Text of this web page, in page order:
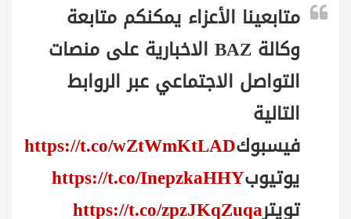
متابعينا الأعزاء يمكنكم متابعة
وكالة BAZ الاخبارية على منصات
التواصل الاجتماعي عبر الروابط
التالية
فيسبوكhttps://t.co/wZtWmKtLAD
يوتيوبhttps://t.co/InepzkaHHY
تويترhttps://t.co/zpzJKqZuqa